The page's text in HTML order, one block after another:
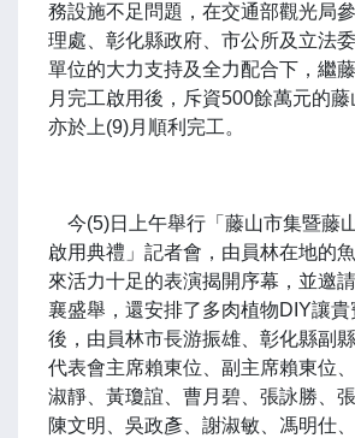
務設施不足問題，在交通部觀光局
理處、彰化縣政府、市公所及立法
單位的大力支持及全力配合下，繼
月完工啟用後，斥資500餘萬元的
亦於上(9)月順利完工。
今(5)日上午舉行「藤山市集暨藤
啟用典禮」記者會，由員林在地的
來活力十足的表演揭開序幕，並邀
襄盛舉，還安排了多肉植物DIY讓
後，由員林市長游振雄、彰化縣副
代表會主席賴東位、副主席賴東位
淑靜、黃瓊誼、曹月碧、張詠勝、
陳文明、吳政彥、謝淑敏、馮明仕